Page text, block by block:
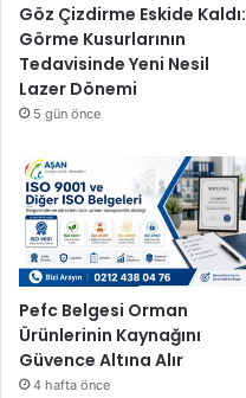
Göz Çizdirme Eskide Kaldı:
Görme Kusurlarının
Tedavisinde Yeni Nesil
Lazer Dönemi
5 gün önce
Pefc Belgesi Orman
Ürünlerinin Kaynağını
Güvence Altına Alır
4 hafta önce